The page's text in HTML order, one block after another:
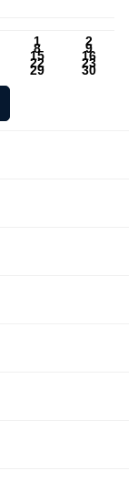
1 2
8 9
15 16
22 23
29 30